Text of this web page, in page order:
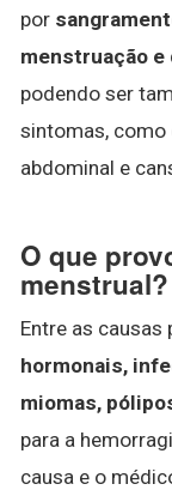
por
menstruação e
podendo ser
sintomas, como
abdominal e
O que
menstrual?
Entre as
hormonais,
miomas,
para a
causa e o